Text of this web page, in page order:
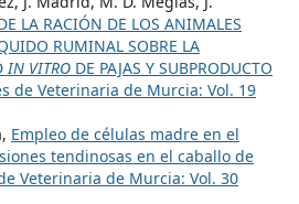
LA RACIÓN DE LOS ANIMALES
RUMINAL SOBRE LA
IN VITRO DE PAJAS Y SUBPRODUCTO
de Veterinaria de Murcia: Vol. 19
Empleo de células madre en el
tendinosas en el caballo de
Veterinaria de Murcia: Vol. 30